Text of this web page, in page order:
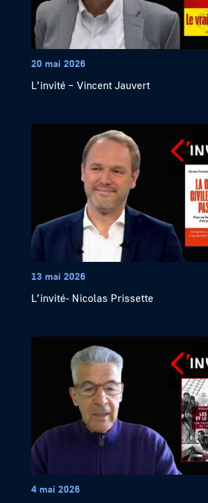
20 mai 2026
L’invité – Vincent Jauvert
13 mai 2026
L’invité- Nicolas Prissette
4 mai 2026